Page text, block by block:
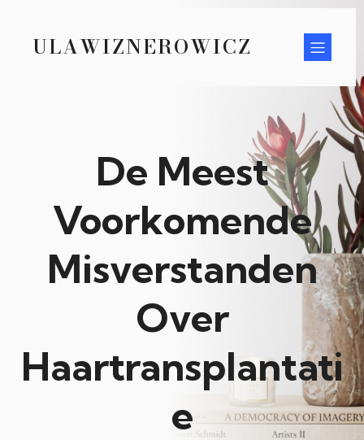
ULAWIZNEROWICZ
De Meest
Voorkomende
Misverstanden
Over
Haartransplantati
e